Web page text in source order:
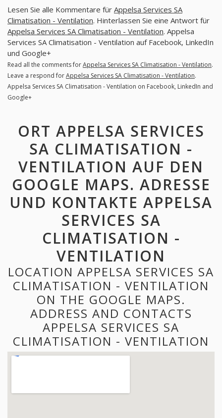
Lesen Sie alle Kommentare für Appelsa Services SA
Climatisation - Ventilation. Hinterlassen Sie eine Antwort für
Appelsa Services SA Climatisation - Ventilation. Appelsa
Services SA Climatisation - Ventilation auf Facebook, LinkedIn
und Google+
Read all the comments forAppelsa Services SA Climatisation - Ventilation.
Leave a respond forAppelsa Services SA Climatisation - Ventilation.
Appelsa Services SA Climatisation - Ventilation on Facebook, LinkedIn and
Google+
ORT APPELSA SERVICES
SA CLIMATISATION -
VENTILATION AUF DEN
GOOGLE MAPS. ADRESSE
UND KONTAKTE APPELSA
SERVICES SA
CLIMATISATION -
VENTILATION
LOCATION APPELSA SERVICES SA
CLIMATISATION - VENTILATION
ON THE GOOGLE MAPS.
ADDRESS AND CONTACTS
APPELSA SERVICES SA
CLIMATISATION - VENTILATION